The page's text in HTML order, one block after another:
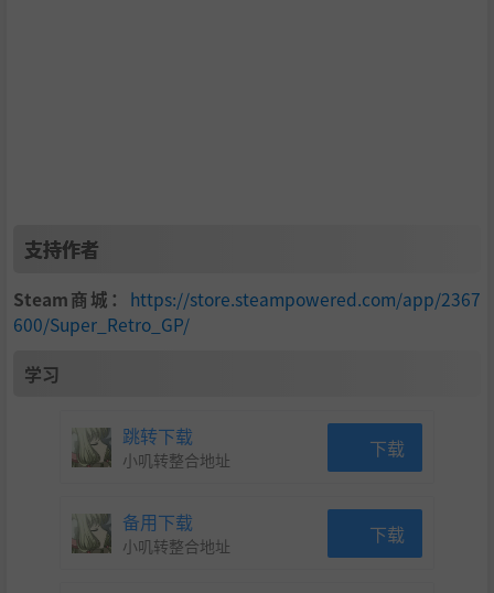
支持作者
Steam商城： https://store.steampowered.com/app/2367
600/Super_Retro_GP/
学习
跳转下载
小叽转整合地址 下载
备用下载
小叽转整合地址 下载